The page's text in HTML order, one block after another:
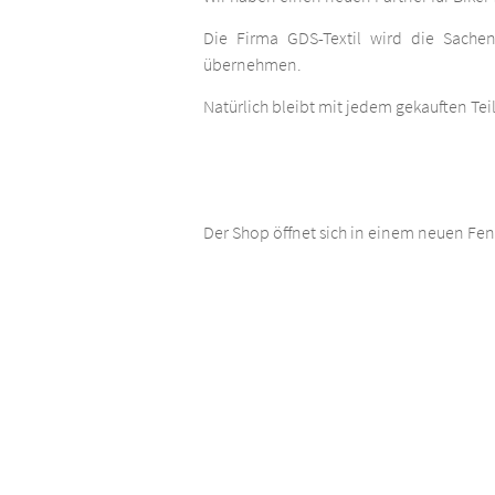
Die Firma GDS-Textil wird die
übernehmen.
Natürlich bleibt mit jedem gekauften
Der Shop öffnet sich in einem neuen